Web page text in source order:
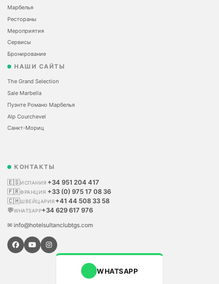
Марбелья
Рестораны
Мероприятия
Сервисы
Бронирование
НАШИ САЙТЫ
The Grand Selection
Sale Marbella
Пуэнте Романо Марбелья
Alp Courchevel
Санкт-Мориц
КОНТАКТЫ
🇪🇸ИСПАНИЯ +34 951 204 417
🇫🇷ФРАНЦИЯ +33 (0) 975 17 08 36
🇨🇭ШВЕЙЦАРИЯ +41 44 508 33 58
💬WHATSAPP+34 629 617 976
✉ info@hotelsultanclubtgs.com
WHATSAPP